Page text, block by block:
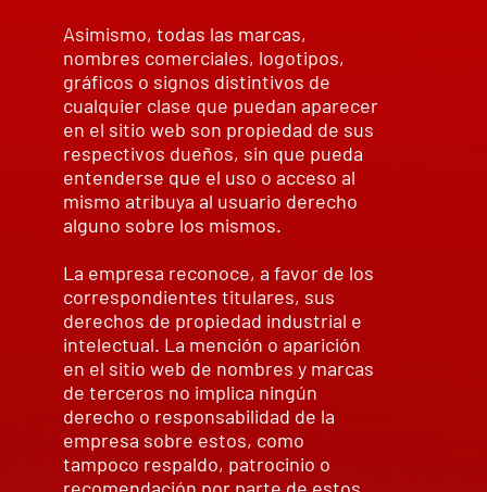
Asimismo, todas las marcas,
nombres comerciales, logotipos,
gráficos o signos distintivos de
cualquier clase que puedan aparecer
en el sitio web son propiedad de sus
respectivos dueños, sin que pueda
entenderse que el uso o acceso al
mismo atribuya al usuario derecho
alguno sobre los mismos.
La empresa reconoce, a favor de los
correspondientes titulares, sus
derechos de propiedad industrial e
intelectual. La mención o aparición
en el sitio web de nombres y marcas
de terceros no implica ningún
derecho o responsabilidad de la
empresa sobre estos, como
tampoco respaldo, patrocinio o